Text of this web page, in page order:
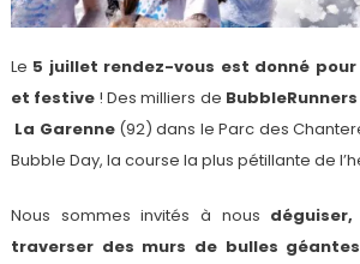
Le 5 juillet rendez-vous est donné
et festive ! Des milliers de
La Garenne(92) dans le Parc des
Bubble Day, la course la plus pétillante de
Nous sommes invités à nous
traverser des murs de bulles